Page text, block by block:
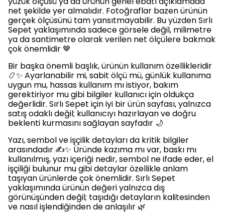
net şekilde yer almalıdır. Fotoğraflar bazen ürünün
gerçek ölçüsünü tam yansıtmayabilir. Bu yüzden Sırlı
Sepet yaklaşımında sadece görsele değil, milimetre
ya da santimetre olarak verilen net ölçülere bakmak
çok önemlidir 🤎
Bir başka önemli başlık, ürünün kullanım özellikleridir
📿✨ Ayarlanabilir mi, sabit ölçü mü, günlük kullanıma
uygun mu, hassas kullanım mı istiyor, bakım
gerektiriyor mu gibi bilgiler kullanıcı için oldukça
değerlidir. Sırlı Sepet için iyi bir ürün sayfası, yalnızca
satış odaklı değil; kullanıcıyı hazırlayan ve doğru
beklenti kurmasını sağlayan sayfadır 🌙
Yazı, sembol ve işçilik detayları da kritik bilgiler
arasındadır ✍️✨ Üründe kazıma mı var, baskı mı
kullanılmış, yazı içeriği nedir, sembol ne ifade eder, el
işçiliği bulunur mu gibi detaylar özellikle anlam
taşıyan ürünlerde çok önemlidir. Sırlı Sepet
yaklaşımında ürünün değeri yalnızca dış
görünüşünden değil; taşıdığı detayların kalitesinden
ve nasıl işlendiğinden de anlaşılır 🌿